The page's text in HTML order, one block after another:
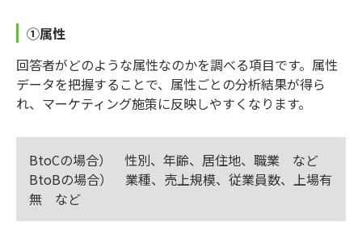
①属性
回答者がどのような属性なのかを調べる項目です。属性
データを把握することで、属性ごとの分析結果が得ら
れ、マーケティング施策に反映しやすくなります。
BtoCの場合） 性別、年齢、居住地、職業 など
BtoBの場合） 業種、売上規模、従業員数、上場有
無 など